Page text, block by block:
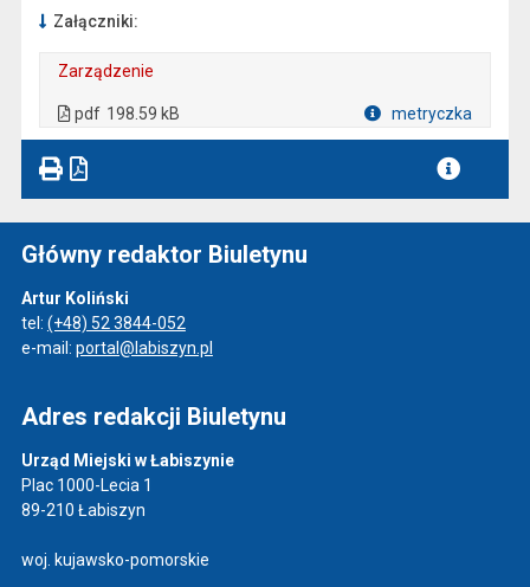
Załączniki:
Zarządzenie
pdf 198.59 kB metryczka
Główny redaktor Biuletynu
Artur Koliński
tel: (+48) 52 3844-052
e-mail: portal@labiszyn.pl
Adres redakcji Biuletynu
Urząd Miejski w Łabiszynie
Plac 1000-Lecia 1
89-210 Łabiszyn
woj. kujawsko-pomorskie